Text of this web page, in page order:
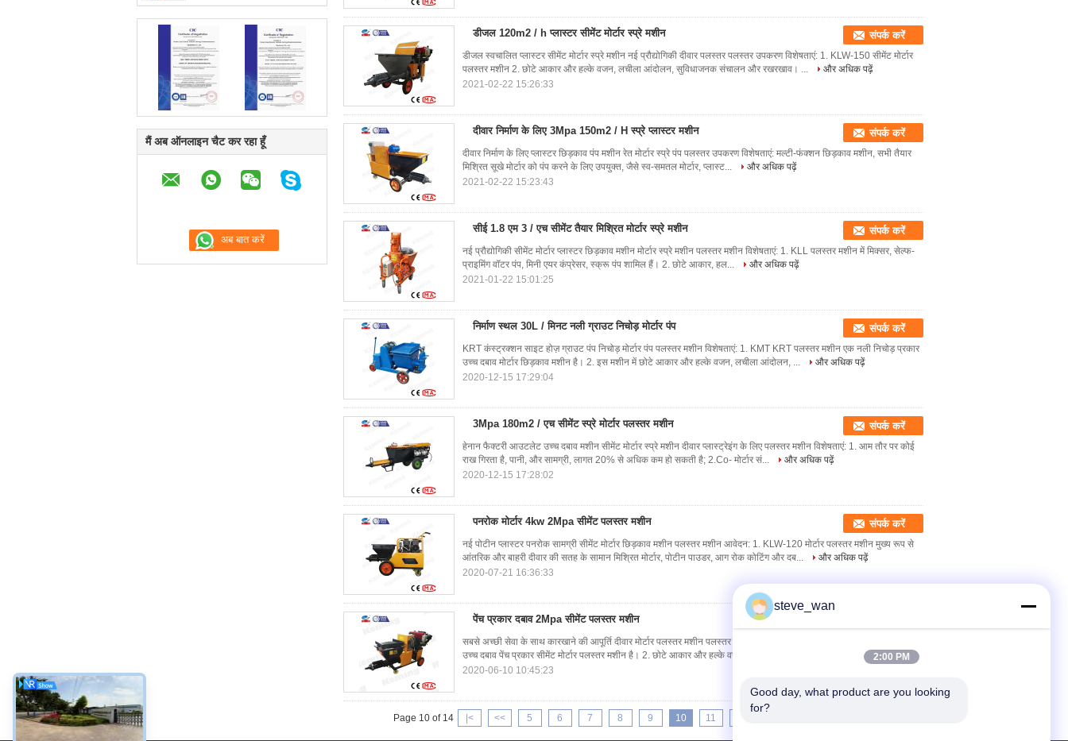
मैं अब ऑनलाइन चैट कर रहा हूँ
डीजल 120m2 / h प्लास्टर सीमेंट मोर्टार स्प्रे मशीन संपर्क करें
डीजल स्वचालित प्लास्टर सीमेंट मोर्टार स्प्रे मशीन नई प्रौद्योगिकी दीवार पलस्तर पलस्तर उपकरण विशेषताएं: 1. KLW-150 सीमेंट मोर्टार
पलस्तर मशीन 2. छोटे आकार और हल्के वजन, लचीला आंदोलन, सुविधाजनक संचालन और रखरखाव। ...
और अधिक पढ़ें
2021-02-22 15:26:33
दीवार निर्माण के लिए 3Mpa 150m2 / H स्प्रे प्लास्टर मशीन संपर्क करें
दीवार निर्माण के लिए प्लास्टर छिड़काव पंप मशीन रेत मोर्टार स्प्रे पंप पलस्तर उपकरण विशेषताएं: मल्टी-फंक्शन छिड़काव मशीन, सभी तैयार
मिश्रित सूखे मोर्टार को पंप करने के लिए उपयुक्त, जैसे स्व-समतल मोर्टार, प्लास्ट...
और अधिक पढ़ें
2021-02-22 15:23:43
सीई 1.8 एम 3 / एच सीमेंट तैयार मिश्रित मोर्टार स्प्रे मशीन संपर्क करें
नई प्रौद्योगिकी सीमेंट मोर्टार प्लास्टर छिड़काव मशीन मोर्टार स्प्रे मशीन पलस्तर मशीन विशेषताएं: 1. KLL पलस्तर मशीन में मिक्सर, सेल्फ-
प्राइमिंग वॉटर पंप, मिनी एयर कंप्रेसर, स्क्रू पंप शामिल हैं। 2. छोटे आकार, हल...
और अधिक पढ़ें
2021-01-22 15:01:25
निर्माण स्थल 30L / मिनट नली ग्राउट निचोड़ मोर्टार पंप संपर्क करें
KRT कंस्ट्रक्शन साइट होज़ ग्राउट पंप निचोड़ मोर्टार पंप पलस्तर मशीन विशेषताएं: 1. KMT KRT पलस्तर मशीन एक नली निचोड़ प्रकार
उच्च दबाव मोर्टार छिड़काव मशीन है। 2. इस मशीन में छोटे आकार और हल्के वजन, लचीला आंदोलन, ...
और अधिक पढ़ें
2020-12-15 17:29:04
3Mpa 180m2 / एच सीमेंट स्प्रे मोर्टार पलस्तर मशीन संपर्क करें
हेनान फैक्टरी आउटलेट उच्च दबाव मशीन सीमेंट मोर्टार स्प्रे मशीन दीवार प्लास्ट्रेइंग के लिए पलस्तर मशीन विशेषताएं: 1. आम तौर पर कोई
राख गिरता है, पानी, और सामग्री, लागत 20% से अधिक कम हो सकती है; 2.Co- मोर्टार सं...
और अधिक पढ़ें
2020-12-15 17:28:02
पनरोक मोर्टार 4kw 2Mpa सीमेंट पलस्तर मशीन संपर्क करें
नई पोटीन प्लास्टर पनरोक सामग्री सीमेंट मोर्टार छिड़काव मशीन पलस्तर मशीन आवेदन: 1. KLW-120 मोर्टार पलस्तर मशीन मुख्य रूप से
आंतरिक और बाहरी दीवार की सतह के सामान मिश्रित मोर्टार, पोटीन पाउडर, आग रोक कोटिंग और दब...
और अधिक पढ़ें
2020-07-21 16:36:33
पेंच प्रकार दबाव 2Mpa सीमेंट पलस्तर मशीन
सबसे अच्छी सेवा के साथ कारखाने की आपूर्ति दीवार मोर्टार पलस्तर मशीन पलस्तर मशीन विशेषताएं: 1। KLW-120D एक नया विकसित
उच्च दबाव पेंच प्रकार सीमेंट मोर्टार पलस्तर मशीन है। 2. छोटे आकार और हल्के वजन, लचीला आंदोलन, ...
और अधिक पढ़ें
2020-06-10 10:45:23
Page 10 of 14 |< << 5 6 7 8 9 10 11
steve_wan
2:00 PM
Good day, what product are you looking
for?